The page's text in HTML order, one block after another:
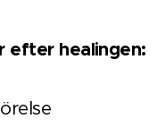
efter healingen: